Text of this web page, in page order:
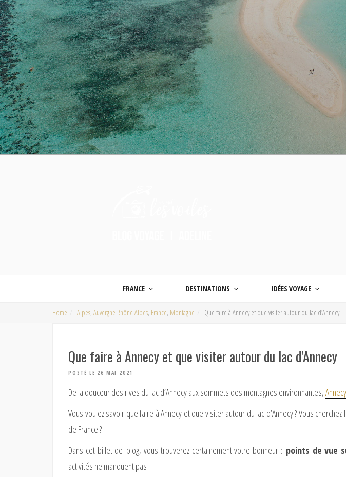
FRANCE DESTINATIONS IDÉES VOYAGE
Home Alpes, Auvergne Rhône Alpes, France, Montagne Que faire à Annecy et que visiter autour du lac d’Annecy
Que faire à Annecy et que visiter autour du lac d’Annecy
POSTÉ LE 26 MAI 2021
De la douceur des rives du lac d’Annecy aux sommets des montagnes environnantes,
Vous voulez savoir que faire à Annecy et que visiter autour du lac d’Annecy ? Vous
de France ?
Dans cet billet de blog, vous trouverez certainement votre bonheur : points de vue
activités ne manquent pas !